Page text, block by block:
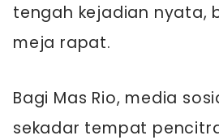
tengah kejadian nyata,
meja rapat.
Bagi Mas Rio, media
sekadar tempat